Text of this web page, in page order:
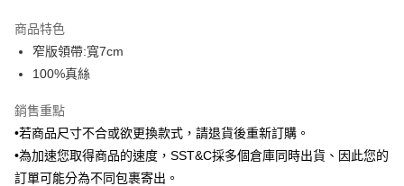
合作金庫商業銀行
華南商業銀行
上海商業儲蓄銀行
臺灣中小企業銀行
匯豐（台灣）商業銀行
華泰商業銀行
聯邦商業銀行
遠東國際商業銀行
元大商業銀行
6 期 0 利率 每期
華南商業銀行
上海商業儲蓄銀行
國泰世華商業銀行
臺灣中小企業銀行
台中商業銀行
匯豐（台灣）商業銀行
華泰商業銀行
聯邦商業銀行
LINE Pay
Apple Pay
街口支付
悠遊付
商品特色
窄版領帶:寬7cm
100%真絲
銷售重點
•若商品尺寸不合或欲更換款式，請退貨後重新訂購。
•為加速您取得商品的速度，SST&C採多個倉庫同時出貨、因此您的
訂單可能分為不同包裹寄出。